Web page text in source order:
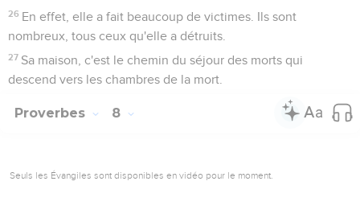
26 En effet, elle a fait beaucoup de victimes. Ils sont
nombreux, tous ceux qu'elle a détruits.
27 Sa maison, c'est le chemin du séjour des morts qui
descend vers les chambres de la mort.
Proverbes 8
Seuls les Évangiles sont disponibles en vidéo pour le moment.